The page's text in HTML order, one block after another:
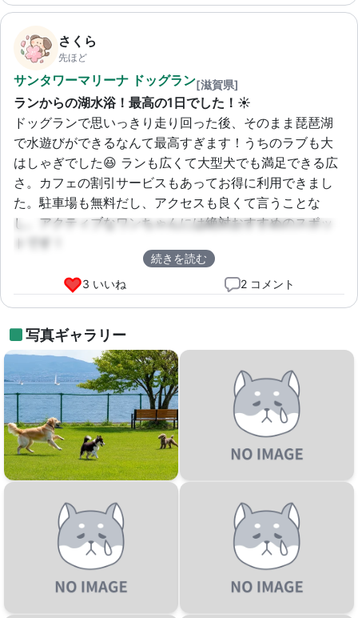
さくら
先ほど
サンタワーマリーナ ドッグラン[滋賀県]
ランからの湖水浴！最高の1日でした！☀️
ドッグランで思いっきり走り回った後、そのまま琵琶湖
で水遊びができるなんて最高すぎます！うちのラブも大
はしゃぎでした😆 ランも広くて大型犬でも満足できる広
さ。カフェの割引サービスもあってお得に利用できまし
た。駐車場も無料だし、アクセスも良くて言うことな
し。アクティブなワンちゃんには絶対おすすめのスポッ
トです！
続きを読む
3 いいね
2 コメント
写真ギャラリー